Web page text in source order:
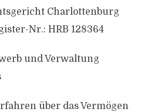
Charlottenburg
Nr.: HRB 128364
und Verwaltung
über das Vermögen